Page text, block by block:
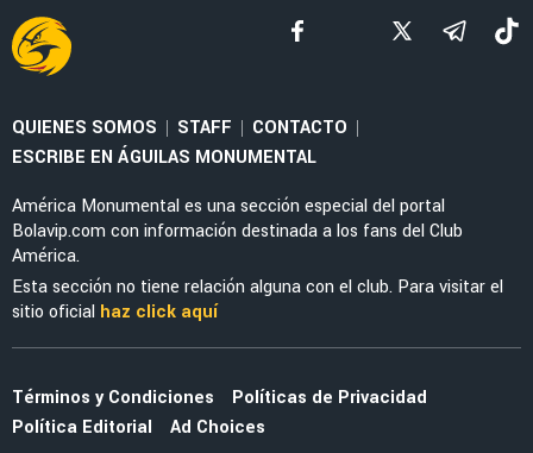
LEAGUES CUP 2026
La tajante frase de Guillermo Almada sobre la
actuación de Alan Cervantes ante San Diego
FC